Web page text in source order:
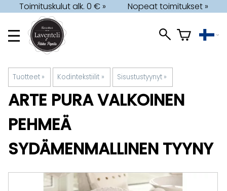
Toimituskulut alk. 0 € » Nopeat toimitukset »
Tuotteet ‪» Kodintekstiilit ‪» Sisustustyynyt ‪»
ARTE PURAVALKOINEN
PEHMEÄ
SYDÄMENMALLINEN TYYNY